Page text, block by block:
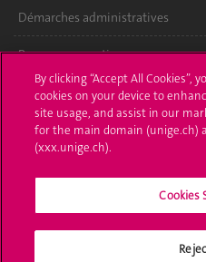
Démarches administratives
Poser une question
L'UNIGE vous informe
UNIGE Mobile
By clicking “Accept All
cookies on your device to
site usage, and assist in our
for the main domain (unige.ch)
(xxx.unige.ch).
Cookies